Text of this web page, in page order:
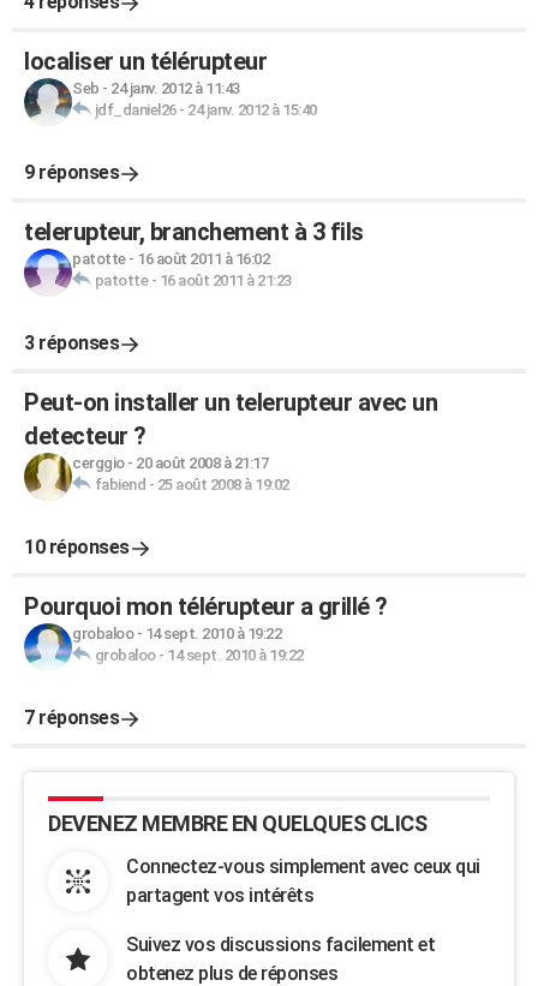
localiser un télérupteur
Seb - 24 janv. 2012 à 11:43
jdf_daniel26- 24 janv. 2012 à 15:40
9 réponses
telerupteur, branchement à 3 fils
patotte- 16 août 2011 à 16:02
patotte- 16 août 2011 à 21:23
3 réponses
Peut-on installer un telerupteur avec un
detecteur ?
cerggio- 20 août 2008 à 21:17
fabiend - 25 août 2008 à 19:02
10 réponses
Pourquoi mon télérupteur a grillé ?
grobaloo- 14 sept. 2010 à 19:22
grobaloo- 14 sept. 2010 à 19:22
7 réponses
DEVENEZ MEMBRE EN QUELQUES CLICS
Connectez-vous simplement avec ceux qui
partagent vos intérêts
Suivez vos discussions facilement et
obtenez plus de réponses